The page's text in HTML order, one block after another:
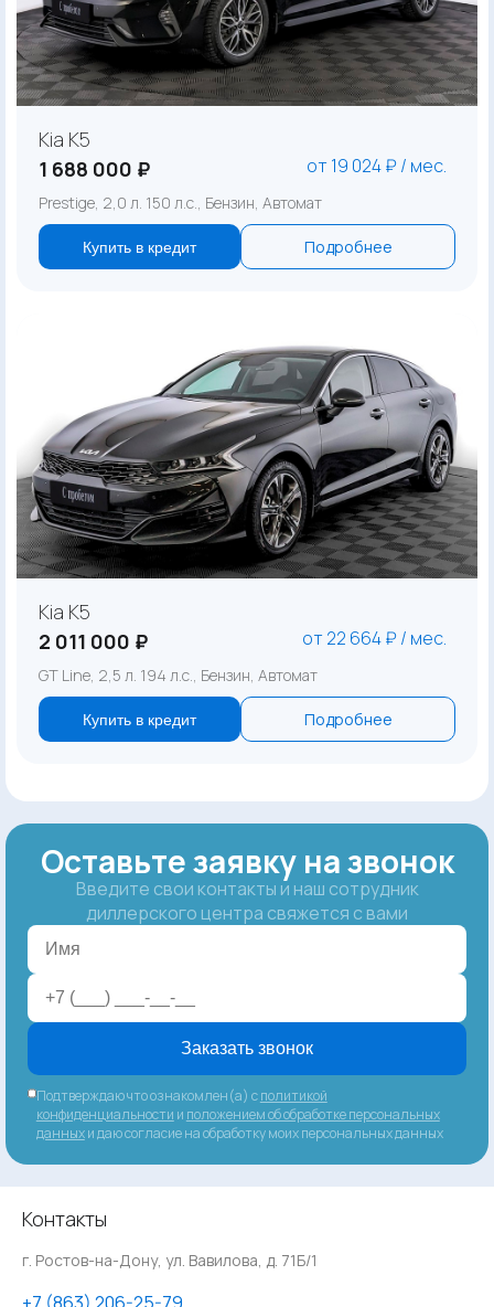
Kia K5
1 688 000 ₽
от 19 024 ₽ / мес.
Prestige, 2,0 л. 150 л.с., Бензин, Автомат
Купить в кредит Подробнее
Kia K5
2 011 000 ₽
от 22 664 ₽ / мес.
GT Line, 2,5 л. 194 л.с., Бензин, Автомат
Купить в кредит Подробнее
Оставьте заявку на звонок
Введите свои контакты и наш сотрудник
диллерского центра свяжется с вами
Заказать звонок
Подтверждаю что ознакомлен(а) сполитикой
конфиденциальности и положением об обработке персональных
данныхи даю согласие на обработку моих персональных данных
Контакты
г. Ростов-на-Дону, ул. Вавилова, д. 71Б/1